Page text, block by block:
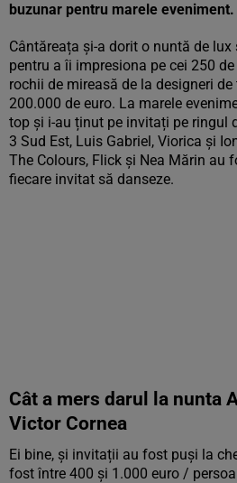
buzunar pentru marele eveniment.
Cântăreața și-a dorit o nuntă de lux
pentru a îi impresiona pe cei 250
rochii de mireasă de la designeri
200.000 de euro. La marele
top și i-au ținut pe invitați pe ringul
3 Sud Est, Luis Gabriel, Viorica și
The Colours, Flick și Nea Mărin au
fiecare invitat să danseze.
Cât a mers darul la nunta
Victor Cornea
Ei bine, și invitații au fost puși la
fost între 400 și 1.000 euro /